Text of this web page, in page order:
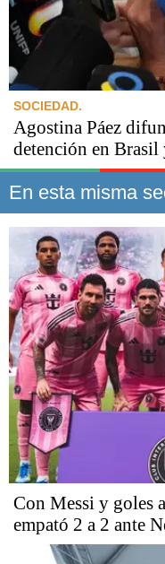
SOCIEDAD.
Agostina Páez
detención en
En esta misma
Con Messi y goles
empató 2 a 2 ante